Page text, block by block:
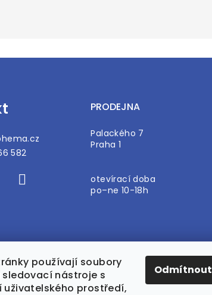
používají soubory
nástroje s
uživatelského prostředí,
Odmítnout
582
PRODEJNA
Palackého 7
Praha 1
otevírací doba
po–ne 10-18h